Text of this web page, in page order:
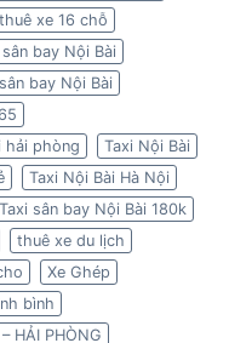
xe 16 chỗ
bay Nội Bài
bay Nội Bài
hải phòng
Taxi Nội Bài
Taxi Nội Bài Hà Nội
Taxi sân bay Nội Bài 180k
thuê xe du lịch
Xe Ghép
bình
HẢI PHÒNG